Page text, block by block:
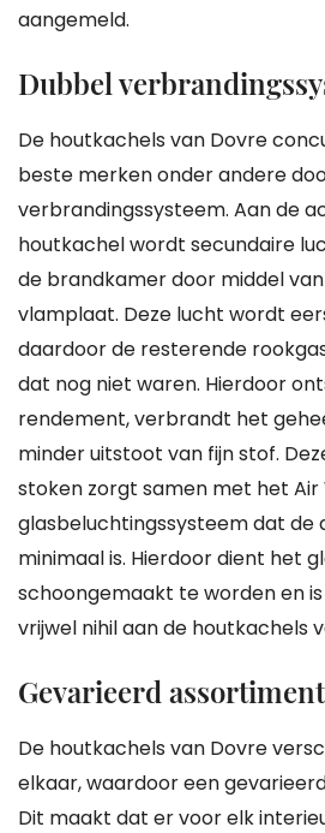
aangemeld.
Dubbel
De houtkachels van Dovre
beste merken onder andere
verbrandingssysteem. Aan de
houtkachel wordt secundaire
de brandkamer door middel
vlamplaat. Deze lucht wordt
daardoor de resterende
dat nog niet waren. Hierdoor
rendement, verbrandt het
minder uitstoot van fijn stof.
stoken zorgt samen met het Air
glasbeluchtingssysteem dat de
minimaal is. Hierdoor dient het
schoongemaakt te worden en
vrijwel nihil aan de houtkachels
Gevarieerd
De houtkachels van Dovre
elkaar, waardoor een
Dit maakt dat er voor elk